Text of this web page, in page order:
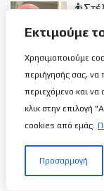
Εκτιμούμε
Χρησιμοποιούμε
περιήγησής σας, να
περιεχόμενο και
κλικ στην επιλογή
cookies από εμάς.
Προσαρμογή
7
7
Social